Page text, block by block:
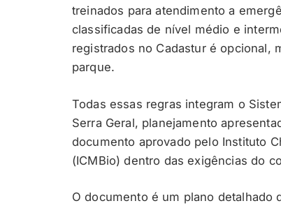
treinados para atendimento a
classificadas de nível médio e
registrados no Cadastur é opcional,
parque.
Todas essas regras integram o
Serra Geral, planejamento
documento aprovado pelo Instituto
(ICMBio) dentro das exigências do
O documento é um plano detalhado